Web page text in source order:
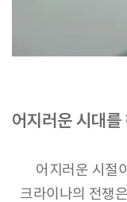
어지러운 시대
어지러운 시절이다. 2022년 2월 시작된 러시아와 우
크라이나의 전쟁